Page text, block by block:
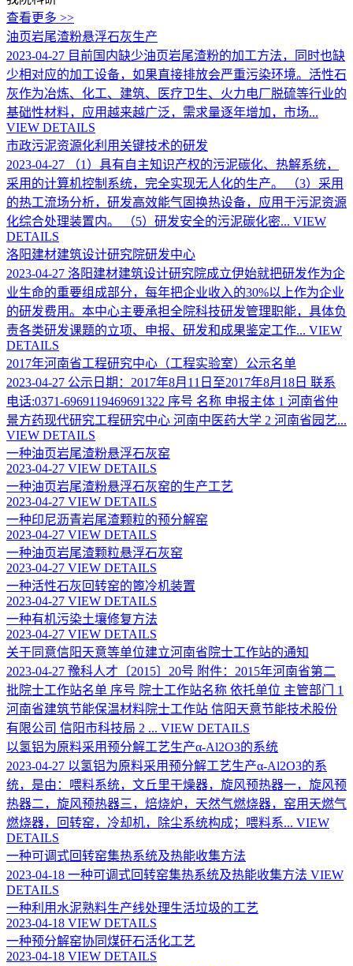
查看更多 >>
油页岩尾渣粉悬浮石灰生产
2023-04-27 目前国内缺少油页岩尾渣粉的加工方法，同时也缺
少相对应的加工设备，如果直接排放会严重污染环境。活性石
灰作为冶炼、化工、建筑、医疗卫生、火力电厂脱硫等行业的
基础性材料，应用越来越广泛，需求量逐年增加，市场...
VIEW DETAILS
市政污泥资源化利用关键技术的研发
2023-04-27
（1）具有自主知识产权的污泥碳化、热解系统，
采用的计算机控制系统，完全实现无人化的生产。 （3）采用
的热工流场分析，研发高效能气固换热设备，应用于污泥资源
化综合处理装置内。 （5）研发安全的污泥碳化密... VIEW
DETAILS
洛阳建材建筑设计研究院研发中心
2023-04-27 洛阳建材建筑设计研究院成立伊始就把研发作为企
业生命的重要组成部分，每年把企业收入的30%以上作为企业
的研发费用。本中心主要承担全院科技研发管理职能，具体负
责各类研发课题的立项、申报、研发和成果鉴定工作... VIEW
DETAILS
2017年河南省工程研究中心（工程实验室）公示名单
2023-04-27 公示日期：2017年8月11日至2017年8月18日 联系
电话:0371-6969119469691322 序号 名称 申报主体 1 河南省仲
景方药现代研究工程研究中心 河南中医药大学 2 河南省园艺...
VIEW DETAILS
一种油页岩尾渣粉悬浮石灰窑
2023-04-27 VIEW DETAILS
一种油页岩尾渣粉悬浮石灰窑的生产工艺
2023-04-27 VIEW DETAILS
一种印尼沥青岩尾渣颗粒的预分解窑
2023-04-27 VIEW DETAILS
一种油页岩尾渣颗粒悬浮石灰窑
2023-04-27 VIEW DETAILS
一种活性石灰回转窑的篦冷机装置
2023-04-27 VIEW DETAILS
一种有机污染土壤修复方法
2023-04-27 VIEW DETAILS
关于同意信阳天意等单位建立河南省院士工作站的通知
2023-04-27 豫科人才〔2015〕20号 附件：2015年河南省第二
批院士工作站名单 序号 院士工作站名称 依托单位 主管部门 1
河南省建筑节能保温材料院士工作站 信阳天意节能技术股份
有限公司 信阳市科技局 2 ... VIEW DETAILS
以氢铝为原料采用预分解工艺生产α-Al2O3的系统
2023-04-27 以氢铝为原料采用预分解工艺生产α-Al2O3的系
统，是由：喂料系统，文丘里干燥器，旋风预热器一，旋风预
热器二，旋风预热器三，焙烧炉，天然气燃烧器，窑用天燃气
燃烧器，回转窑，冷却机，除尘系统构成；喂料系... VIEW
DETAILS
一种可调式回转窑集热系统及热能收集方法
2023-04-18 一种可调式回转窑集热系统及热能收集方法 VIEW
DETAILS
一种利用水泥熟料生产线处理生活垃圾的工艺
2023-04-18 VIEW DETAILS
一种预分解窑协同煤矸石活化工艺
2023-04-18 VIEW DETAILS